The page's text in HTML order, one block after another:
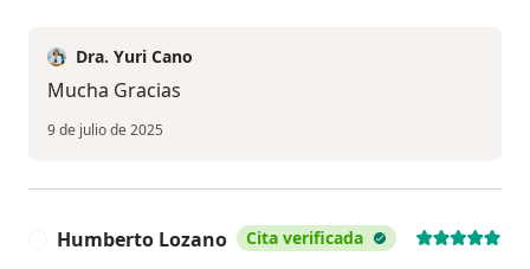
Dra. Yuri Cano
Mucha Gracias
9 de julio de 2025
Humberto Lozano Cita verificada